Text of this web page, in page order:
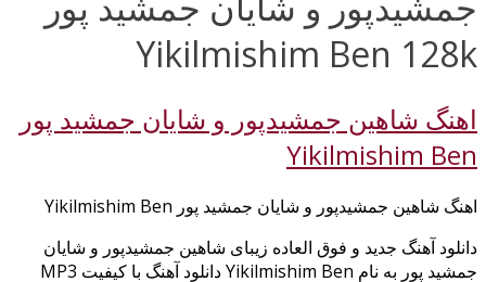
Yikilmishim Ben 128k
اهنگ شاهین جمشیدپور و شایان جمشید پور
Yikilmishim Ben
اهنگ شاهین جمشیدپور و شایان جمشید پور Yikilmishim Ben
دانلود آهنگ جدید و فوق العاده زیبای شاهین جمشیدپور و شایان
جمشید پور به نام Yikilmishim Ben دانلود آهنگ با کیفیت MP3